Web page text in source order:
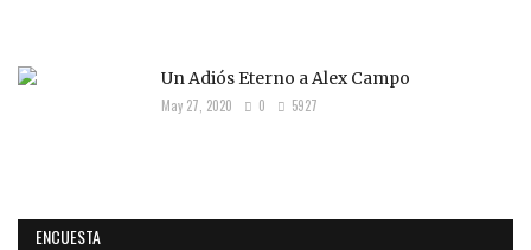
Un Adiós Eterno a Alex Campo
May 27, 2020 0 5927
ENCUESTA